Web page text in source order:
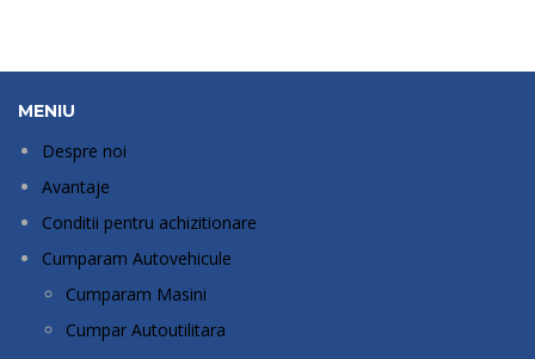
MENIU
Despre noi
Avantaje
Conditii pentru achizitionare
Cumparam Autovehicule
Cumparam Masini
Cumpar Autoutilitara